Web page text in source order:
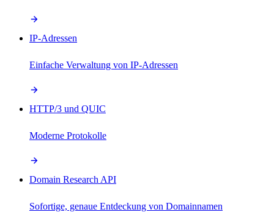
IP-Adressen
Einfache Verwaltung von IP-Adressen
HTTP/3 und QUIC
Moderne Protokolle
Domain Research API
Sofortige, genaue Entdeckung von Domainnamen